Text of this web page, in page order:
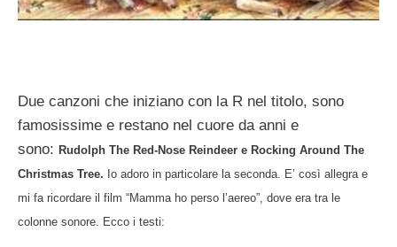
Due canzoni che iniziano con la R nel titolo, sono
famosissime e restano nel cuore da anni e
sono: Rudolph The Red-Nose Reindeer e Rocking Around The
Christmas Tree. Io adoro in particolare la seconda. E’ così allegra e
mi fa ricordare il film “Mamma ho perso l’aereo”, dove era tra le
colonne sonore. Ecco i testi: